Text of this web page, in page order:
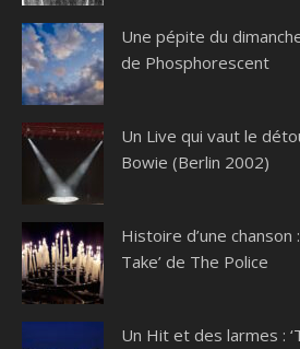
Une pépite du
de Phosphorescent
Un Live qui vaut le
Bowie (Berlin 2002)
Histoire d’une chanson
Take’ de The Police
Un Hit et des larmes :